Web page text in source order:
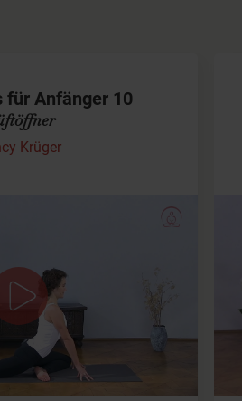
für Anfänger 10
Krüger
zu verbessern und
Knie- und Fußgelenke…